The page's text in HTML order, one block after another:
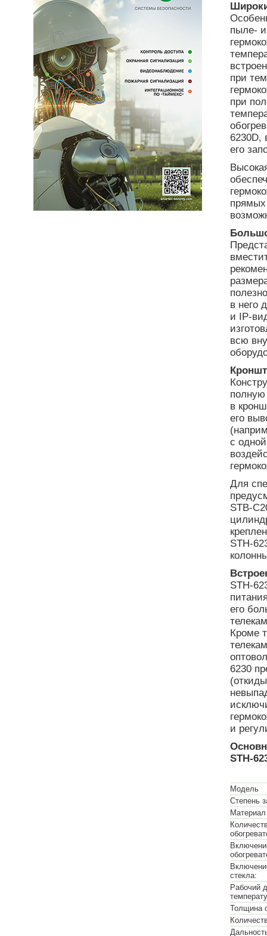
пыле- и
при
при
6230D,
его
прямых
в него
и IP-
всю
полную
в
его
с
Для
STB-
STH-
STH-
его
Кроме
6230
и
STH-
Модель
Степень
стекла:
Рабочий
Толщина